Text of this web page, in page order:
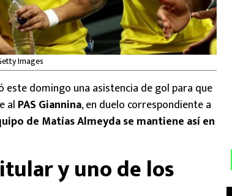
Images
este domingo una asistencia de gol para que
al PAS Giannina, en duelo correspondiente a
de Matías Almeyda se mantiene así en
y uno de los